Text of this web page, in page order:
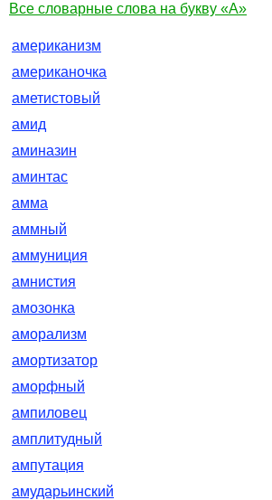
Все словарные слова на букву «А»
американизм
американочка
аметистовый
амид
аминазин
аминтас
амма
аммный
аммуниция
амнистия
амозонка
аморализм
амортизатор
аморфный
ампиловец
амплитудный
ампутация
амударьинский